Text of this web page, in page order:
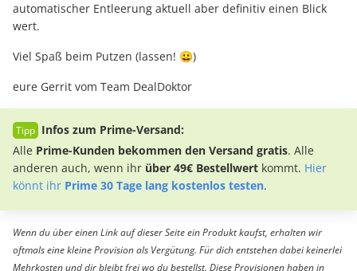
automatischer Entleerung aktuell aber definitiv einen Blick
wert.
Viel Spaß beim Putzen (lassen! 😀)
eure Gerrit vom Team DealDoktor
Infos zum Prime-Versand:
Alle Prime-Kunden bekommen den Versand gratis. Alle
anderen auch, wenn ihr über 49€ Bestellwert kommt. Hier
könnt ihr Prime 30 Tage lang kostenlos testen.
Wenn du über einen Link auf dieser Seite ein Produkt kaufst, erhalten wir
oftmals eine kleine Provision als Vergütung. Für dich entstehen dabei keinerlei
Mehrkosten und dir bleibt frei wo du bestellst. Diese Provisionen haben in